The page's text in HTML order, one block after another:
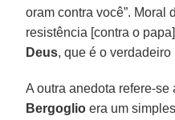
oram contra você”. Moral
resistência [contra o
Deus, que é o verdadeiro
A outra anedota refere-
Bergoglio era um